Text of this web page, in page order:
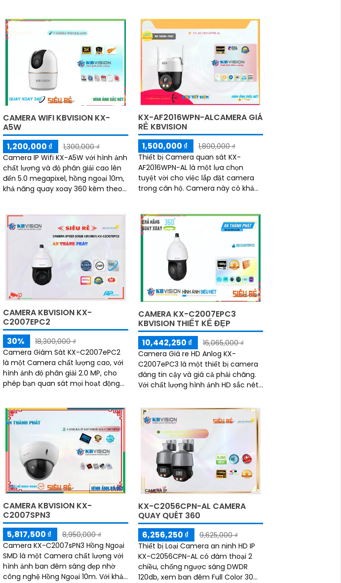
CAMERA WIFI KBVISION KX-
A5W
1,200,000 ₫
1,300,000 ₫
Camera IP Wifi KX-A5W với hình ảnh
chất lượng và độ phân giải cao lên
đến 5.0 megapixel, hồng ngoại 10m,
khả năng quay xoay 360 kèm theo
KX-AF2016WPN-ALCAMERA GIÁ
RẺ KBVISION
1,500,000 ₫
1,800,000 ₫
Thiết bị Camera quan sát KX-
AF2016WPN-AL là một lựa chọn
tuyệt vời cho việc lắp đặt camera
trong căn hộ. Camera này có khả
FULL HD 1080P
CAMERA KBVISION KX-
C2007EPC2
30%
18,300,000 ₫
Camera Giám Sát KX-C2007ePC2
là một Camera chất lượng cao, với
hình ảnh độ phân giải 2.0 MP, cho
phép bạn quan sát mọi hoạt động
CAMERA KX-C2007EPC3
KBVISION THIẾT KẾ ĐẸP
10,442,250 ₫
16,065,000 ₫
Camera Giá re HD Anlog KX-
C2007ePC3 là một thiết bị camera
đáng tin cậy và giá cả phải chăng.
Với chất lượng hình ảnh HD sắc nét,
ảnh chất lượng cao
CAMERA KBVISION KX-
C2007SPN3
5,817,500 ₫
8,950,000 ₫
Camera KX-C2007sPN3 Hồng Ngoại
SMD là một Camera chất lượng với
hình ảnh ban đêm sáng đẹp nhờ
công nghệ Hồng Ngoại 10m. Với khả
KX-C2056CPN-AL CAMERA
QUAY QUÉT 360
6,256,250 ₫
9,625,000 ₫
Thiết bị Loại Camera an ninh HD IP
KX-C2056CPN-AL có đàm thoại 2
chiều, chống ngược sáng DWDR
120db, xem ban đêm Full Color 30m,